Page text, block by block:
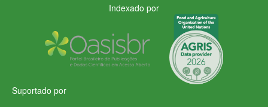
Indexado por
Suportado por